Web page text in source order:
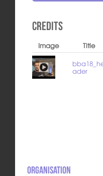
Credits
Image Title
ader
Organisation